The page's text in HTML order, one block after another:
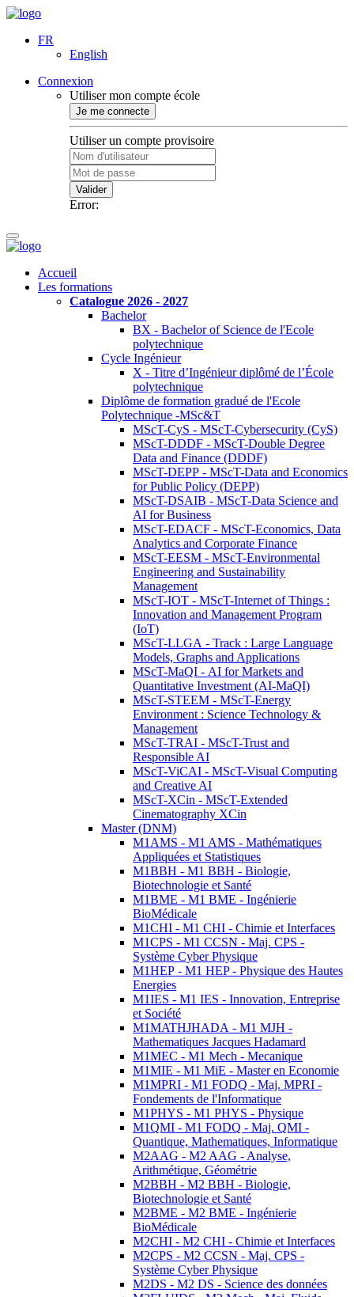
FR
English
Connexion
Utiliser mon compte école
Je me connecte
Utiliser un compte provisoire
Valider
Error:
Accueil
Les formations
Catalogue 2026 - 2027
Bachelor
BX - Bachelor of Science de l'Ecole
polytechnique
Cycle Ingénieur
X - Titre d’Ingénieur diplômé de l’École
polytechnique
Diplôme de formation gradué de l'Ecole
Polytechnique -MSc&T
MScT-CyS - MScT-Cybersecurity (CyS)
MScT-DDDF - MScT-Double Degree
Data and Finance (DDDF)
MScT-DEPP - MScT-Data and Economics
for Public Policy (DEPP)
MScT-DSAIB - MScT-Data Science and
AI for Business
MScT-EDACF - MScT-Economics, Data
Analytics and Corporate Finance
MScT-EESM - MScT-Environmental
Engineering and Sustainability
Management
MScT-IOT - MScT-Internet of Things :
Innovation and Management Program
(IoT)
MScT-LLGA - Track : Large Language
Models, Graphs and Applications
MScT-MaQI - AI for Markets and
Quantitative Investment (AI-MaQI)
MScT-STEEM - MScT-Energy
Environment : Science Technology &
Management
MScT-TRAI - MScT-Trust and
Responsible AI
MScT-ViCAI - MScT-Visual Computing
and Creative AI
MScT-XCin - MScT-Extended
Cinematography XCin
Master (DNM)
M1AMS - M1 AMS - Mathématiques
Appliquées et Statistiques
M1BBH - M1 BBH - Biologie,
Biotechnologie et Santé
M1BME - M1 BME - Ingénierie
BioMédicale
M1CHI - M1 CHI - Chimie et Interfaces
M1CPS - M1 CCSN - Maj. CPS -
Système Cyber Physique
M1HEP - M1 HEP - Physique des Hautes
Energies
M1IES - M1 IES - Innovation, Entreprise
et Société
M1MATHJHADA - M1 MJH -
Mathematiques Jacques Hadamard
M1MEC - M1 Mech - Mecanique
M1MIE - M1 MiE - Master en Economie
M1MPRI - M1 FODQ - Maj. MPRI -
Fondements de l'Informatique
M1PHYS - M1 PHYS - Physique
M1QMI - M1 FODQ - Maj. QMI -
Quantique, Mathematiques, Informatique
M2AAG - M2 AAG - Analyse,
Arithmétique, Géométrie
M2BBH - M2 BBH - Biologie,
Biotechnologie et Santé
M2BME - M2 BME - Ingénierie
BioMédicale
M2CHI - M2 CHI - Chimie et Interfaces
M2CPS - M2 CCSN - Maj. CPS -
Système Cyber Physique
M2DS - M2 DS - Science des données